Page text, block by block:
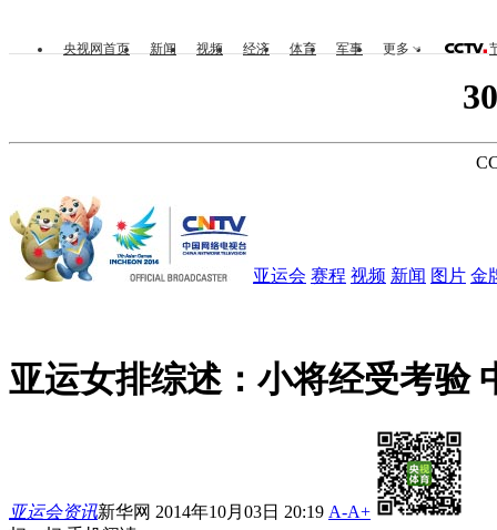
央视网首页 新闻 视频 经济 体育 军事 更多
亚运会 赛程 视频 新闻 图片 金
亚运女排综述：小将经受考验
亚运会资讯新华网 2014年10月03日 20:19 A-A+